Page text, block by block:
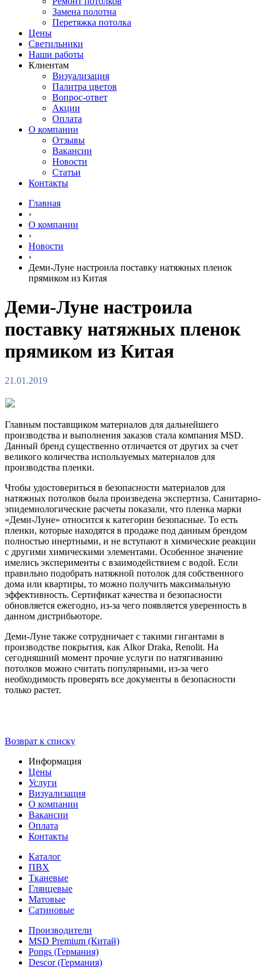
Замена полотна
Перетяжка потолка
Цены
Светильники
Наши работы
Клиентам
Визуализация
Палитра цветов
Вопрос-ответ
Акции
Оплата
О компании
Отзывы
Вакансии
Новости
Статьи
Контакты
Главная
›
О компании
›
Новости
›
Деми-Луне настроила поставку натяжных пленок
прямиком из Китая
Деми-Луне настроила
поставку натяжных пленок
прямиком из Китая
21.01.2019
Главным поставщиком материалов для дальнейшего
производства и выполнения заказов стала компания MSD.
Данный бренд существенно отличается от других за счет
великого количества используемых материалов для
производства пленки.
Чтобы удостовериться в безопасности материалов для
натяжных потолков была произведена экспертиза. Санитарно-
эпидемиологические расчеты показали, что пленка марки
«Деми-Луне» относится к категории безопасные. То есть
пленки, которые находятся в продаже под данным брендом
полностью инертными, и не вступают в химические реакции
с другими химическими элементами. Особенное значение
имелись эксперименты с взаимодействием с водой. Если
правильно подобрать натяжной потолок для собственного
дома или квартиры, то можно получить максимальную
эффективность. Сертификат качества и безопасности
обновляется ежегодно, из-за чего появляется уверенность в
данном дистрибьюторе.
Деми-Луне также сотрудничает с такими гигантами в
производстве покрытия, как Alkor Draka, Renolit. На
сегодняшний момент прочие услуги по натягиванию
потолков можно считать популярными, из-за чего
необходимость проверять все документы в безопасности
только растет.
Возврат к списку
Информация
Цены
Услуги
Визуализация
О компании
Вакансии
Оплата
Контакты
Каталог
ПВХ
Тканевые
Глянцевые
Матовые
Сатиновые
Производители
MSD Premium (Китай)
Pongs (Германия)
Descor (Германия)